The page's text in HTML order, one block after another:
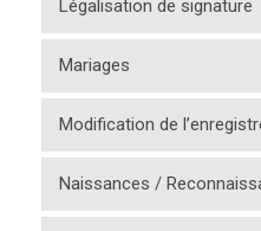
Légalisation de signature
Mariages
Modification de
Naissances /